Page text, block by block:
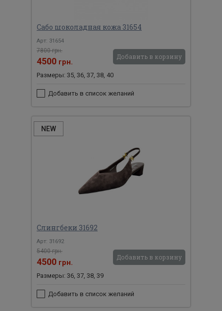
Сабо шоколадная кожа 31654
Арт: 31654
7800 грн.
4500 грн.
Добавить в корзину
Размеры: 35, 36, 37, 38, 40
Добавить в список желаний
NEW
Слингбеки 31692
Арт: 31692
5400 грн.
4500 грн.
Добавить в корзину
Размеры: 36, 37, 38, 39
Добавить в список желаний